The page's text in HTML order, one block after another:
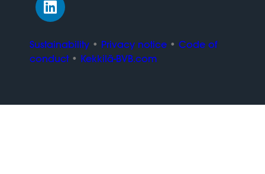
Sustainability • Privacy notice • Code of
conduct• Kekkilä-BVB.com